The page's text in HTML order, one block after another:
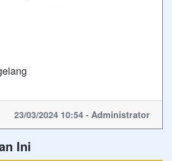
23/03/2024 10:54 - Administrator
Ini